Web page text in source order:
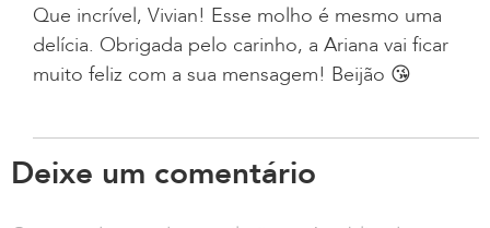
Que incrível, Vivian! Esse molho é mesmo uma
delícia. Obrigada pelo carinho, a Ariana vai ficar
muito feliz com a sua mensagem! Beijão 😘
Deixe um comentário